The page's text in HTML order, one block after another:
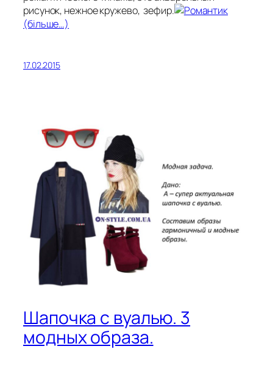
рисунок, нежное кружево, зефир.
(більше…)
17.02.2015
Шапочка с вуалью. 3
модных образа.